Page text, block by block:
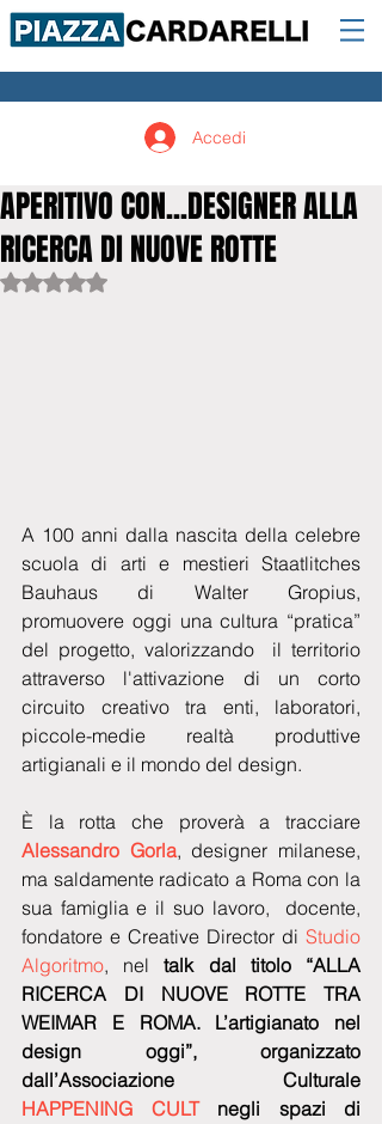
Accedi
APERITIVO CON...DESIGNER ALLA
RICERCA DI NUOVE ROTTE
Valutazione NaN stelle su 5.
A 100 anni dalla nascita della celebre
scuola di arti e mestieri Staatlitches
Bauhaus di Walter Gropius,
promuovere oggi una cultura “pratica”
del progetto, valorizzando  il territorio
attraverso l'attivazione di un corto
circuito creativo tra enti, laboratori,
piccole-medie realtà produttive
artigianali e il mondo del design.
Alessandro Gorla, designer milanese,
ma saldamente radicato a Roma con la
sua famiglia e il suo lavoro,  docente,
fondatore e Creative Director di Studio
Algoritmo, nel talk dal titolo “ALLA
RICERCA DI NUOVE ROTTE TRA
WEIMAR E ROMA. L’artigianato nel
design oggi”, organizzato
HAPPENING CULT